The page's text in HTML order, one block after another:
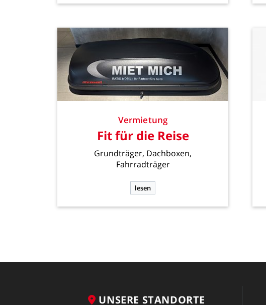
Vermietung
Fitfür die Reise
Grundträger, Dachboxen,
Fahrradträger
lesen
UNSERE STANDORTE